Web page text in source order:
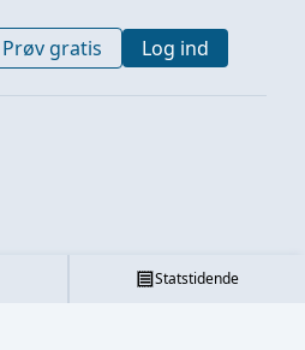
Prøv gratis Log ind
Statstidende